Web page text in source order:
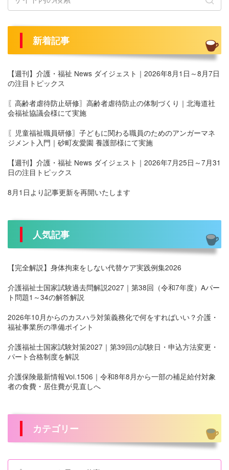
新着記事
【週刊】介護・福祉 News ダイジェスト｜2026年8月1日～8月7日
の注目トピックス
〖高齢者虐待防止研修〗高齢者虐待防止の体制づくり｜北海道社
会福祉協議会様にて実施
〖児童福祉職員研修〗子どもに関わる職員のためのアンガーマネ
ジメント入門｜砂町友愛園 養護部様にて実施
【週刊】介護・福祉 News ダイジェスト｜2026年7月25日～7月31
日の注目トピックス
8月1日より記事更新を再開いたします
人気記事
【完全解説】身体拘束をしない代替ケア実践例集2026
介護福祉士国家試験過去問解説2027｜第38回（令和7年度）Aパー
ト問題1～34の解答解説
2026年10月からのカスハラ対策義務化で何をすればいい？介護・
福祉事業所の準備ポイント
介護福祉士国家試験対策2027｜第39回の試験日・申込方法変更・
パート合格制度を解説
介護保険最新情報Vol.1506｜令和8年8月から一部の補足給付対象
者の食費・居住費が見直しへ
カテゴリー